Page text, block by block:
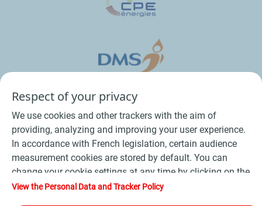
Conditions Générales de Vente Bois
Respect of your privacy
We use cookies and other trackers with the aim of
providing, analyzing and improving your user experience.
In accordance with French legislation, certain audience
measurement cookies are stored by default. You can
change your cookie settings at any time by clicking on the
"Manage my cookies" button. By clicking on the "Accept"
View the Personal Data and Tracker Policy